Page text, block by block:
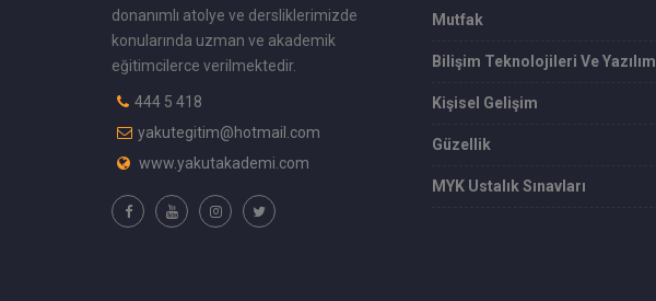
donanımlı atolye ve dersliklerimizde
konularında uzman ve akademik
eğitimcilerce verilmektedir.
444 5 418
yakutegitim@hotmail.com
www.yakutakademi.com
Mutfak
Bilişim Teknolojileri Ve Yazılım
Kişisel Gelişim
Güzellik
MYK Ustalık Sınavları